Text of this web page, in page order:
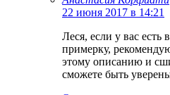
22 июня 2017 в 14:21
Леся, если у вас есть
примерку,
этому описанию и
сможете быть